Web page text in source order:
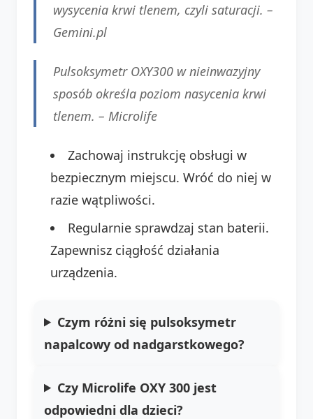
wysycenia krwi tlenem, czyli saturacji. –
Gemini.pl
Pulsoksymetr OXY300 w nieinwazyjny
sposób określa poziom nasycenia krwi
tlenem. – Microlife
Zachowaj instrukcję obsługi w
bezpiecznym miejscu. Wróć do niej w
razie wątpliwości.
Regularnie sprawdzaj stan baterii.
Zapewnisz ciągłość działania
urządzenia.
Czym różni się pulsoksymetr
napalcowy od nadgarstkowego?
Czy Microlife OXY 300 jest
odpowiedni dla dzieci?